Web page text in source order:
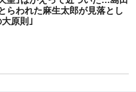
らわれた麻生太郎が見落とし
原則｣